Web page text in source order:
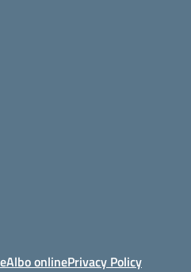
Albo onlinePrivacy Policy